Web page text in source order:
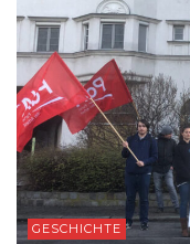
GESCHICHTE